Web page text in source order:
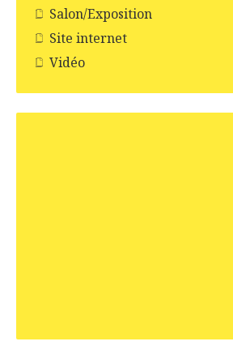
Salon/Exposition
Site internet
Vidéo